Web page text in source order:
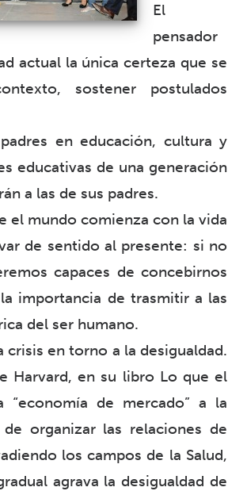
El
pensador
actual la única certeza que se
sostener postulados
en educación, cultura y
educativas de una generación
a las de sus padres.
el mundo comienza con la vida
de sentido al presente: si no
capaces de concebirnos
importancia de trasmitir a las
del ser humano.
crisis en torno a la desigualdad.
Harvard, en su libro Lo que el
de mercado” a la
organizar las relaciones de
los campos de la Salud,
agrava la desigualdad de